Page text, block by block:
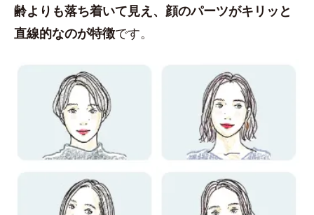
齢よりも落ち着いて見え、顔のパーツがキリッと
直線的なのが特徴です。